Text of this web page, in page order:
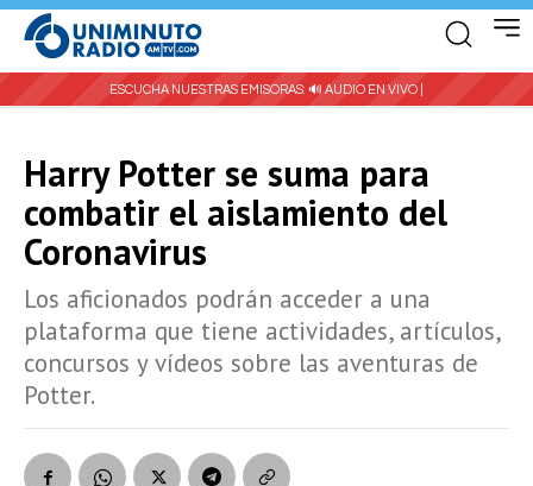
ESCUCHA NUESTRAS EMISORAS: 🔊 AUDIO EN VIVO |
Harry Potter se suma para
combatir el aislamiento del
Coronavirus
Los aficionados podrán acceder a una
plataforma que tiene actividades, artículos,
concursos y vídeos sobre las aventuras de
Potter.